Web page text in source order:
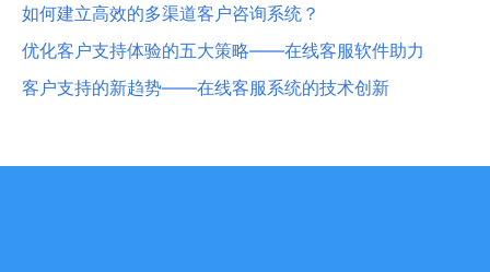
如何建立高效的多渠道客户咨询系统？
优化客户支持体验的五大策略——在线客服软件助力
客户支持的新趋势——在线客服系统的技术创新